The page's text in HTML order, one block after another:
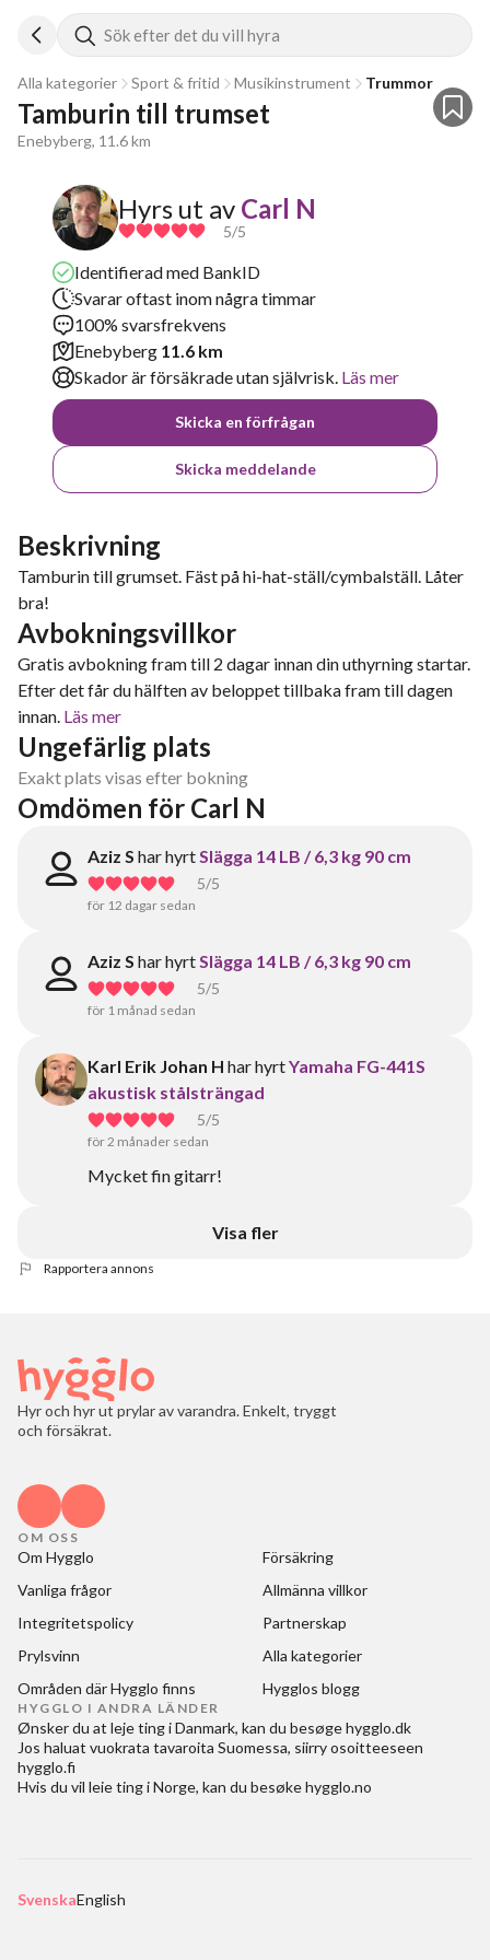
Sök efter det du vill hyra
Alla kategorier Sport & fritid Musikinstrument Trummor
Tamburin till trumset
Enebyberg, 11.6 km
Hyrs ut av Carl N
5/5
Identifierad med BankID
Svarar oftast inom några timmar
100% svarsfrekvens
Enebyberg 11.6 km
Skador är försäkrade utan självrisk. Läs mer
Skicka en förfrågan
Skicka meddelande
Beskrivning
Tamburin till grumset. Fäst på hi-hat-ställ/cymbalställ. Låter
bra!
Avbokningsvillkor
Gratis avbokning fram till 2 dagar innan din uthyrning startar.
Efter det får du hälften av beloppet tillbaka fram till dagen
innan. Läs mer
Ungefärlig plats
Exakt plats visas efter bokning
Omdömen för Carl N
Aziz S har hyrtSlägga 14 LB / 6,3 kg 90 cm
5/5
för 12 dagar sedan
Aziz S har hyrtSlägga 14 LB / 6,3 kg 90 cm
5/5
för 1 månad sedan
Karl Erik Johan H har hyrtYamaha FG-441S
akustisk stålsträngad
5/5
för 2 månader sedan
Mycket fin gitarr!
Visa fler
Rapportera annons
Hyr och hyr ut prylar av varandra. Enkelt, tryggt
och försäkrat.
OM OSS
Om Hygglo
Försäkring
Vanliga frågor
Allmänna villkor
Integritetspolicy
Partnerskap
Prylsvinn
Alla kategorier
Områden där Hygglo finns
Hygglos blogg
HYGGLO I ANDRA LÄNDER
Ønsker du at leje ting i Danmark, kan du besøgehygglo.dk
Jos haluat vuokrata tavaroita Suomessa, siirry osoitteeseen
hygglo.fi
Hvis du vil leie ting i Norge, kan du besøkehygglo.no
SvenskaEnglish